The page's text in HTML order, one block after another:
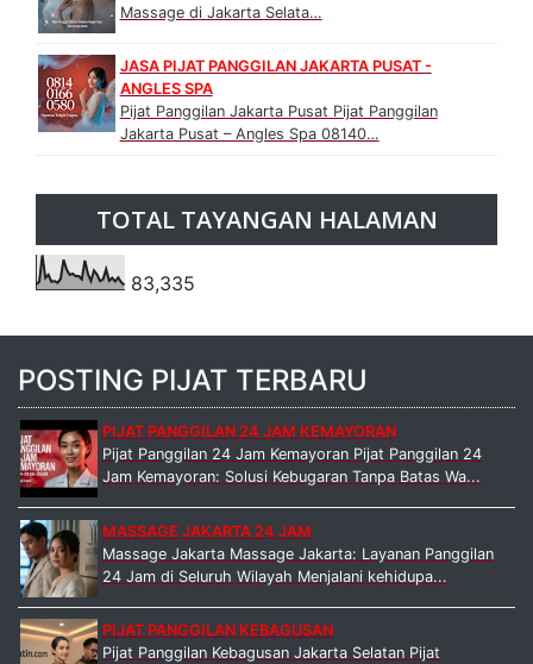
Massage di Jakarta Selata…
JASA PIJAT PANGGILAN JAKARTA PUSAT -
ANGLES SPA
Pijat Panggilan Jakarta Pusat Pijat Panggilan
Jakarta Pusat – Angles Spa 08140…
TOTAL TAYANGAN HALAMAN
83,335
POSTING PIJAT TERBARU
PIJAT PANGGILAN 24 JAM KEMAYORAN
Pijat Panggilan 24 Jam Kemayoran Pijat Panggilan 24
Jam Kemayoran: Solusi Kebugaran Tanpa Batas Wa...
MASSAGE JAKARTA 24 JAM
Massage Jakarta Massage Jakarta: Layanan Panggilan
24 Jam di Seluruh Wilayah Menjalani kehidupa...
PIJAT PANGGILAN KEBAGUSAN
Pijat Panggilan Kebagusan Jakarta Selatan Pijat